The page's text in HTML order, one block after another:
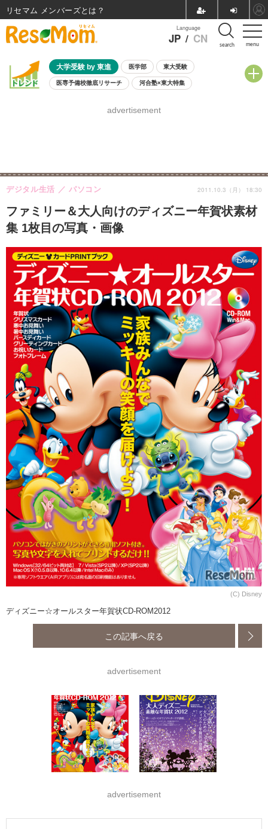
menu
Language
JP / CN search
大学受験 by 東進 医学部 東大受験
医専予備校徹底リサーチ 河合塾×東大特集
8月開催学校説明会・相談会
advertisement
ファミリー＆大人向けのディズニー年賀状素材
集 1枚目の写真・画像
デジタル生活 パソコン 2011.10.3（月） 18:30
(C) Disney
ディズニー☆オールスター年賀状CD-ROM2012
この記事へ戻る
advertisement
advertisement
リセマム メンバーズ